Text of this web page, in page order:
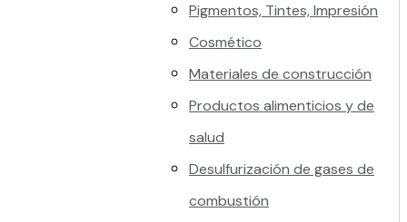
Pigmentos, Tintes, Impresión
Cosmético
Materiales de construcción
Productos alimenticios y de
salud
Desulfurización de gases de
combustión